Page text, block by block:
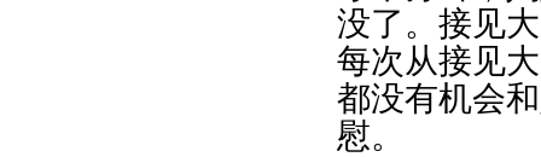
没了。接见
每次从接见
都没有机会
慰。